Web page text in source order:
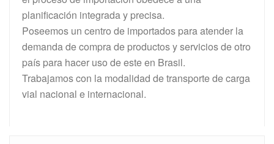
planificación integrada y precisa.
Poseemos un centro de importados para atender la
demanda de compra de productos y servicios de otro
país para hacer uso de este en Brasil.
Trabajamos con la modalidad de transporte de carga
vial nacional e internacional.